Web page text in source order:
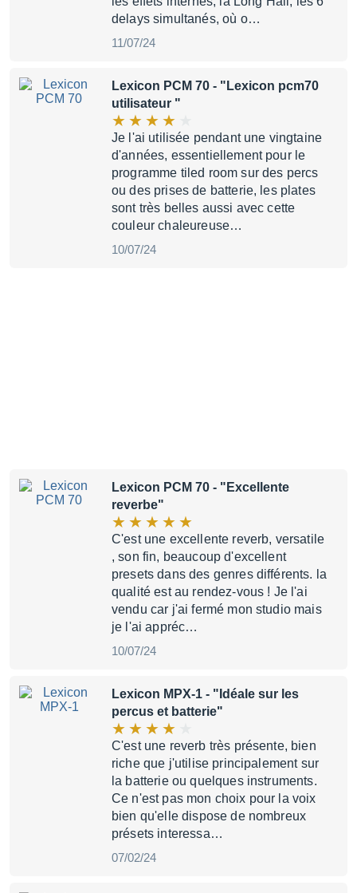
delays simultanés, où o…
11/07/24
Lexicon PCM 70 - "Lexicon pcm70
utilisateur "
Je l'ai utilisée pendant une vingtaine
d'années, essentiellement pour le
programme tiled room sur des percs
ou des prises de batterie, les plates
sont très belles aussi avec cette
couleur chaleureuse…
10/07/24
Lexicon PCM 70 - "Excellente
reverbe"
C'est une excellente reverb, versatile
, son fin, beaucoup d'excellent
presets dans des genres différents. la
qualité est au rendez-vous ! Je l'ai
vendu car j'ai fermé mon studio mais
je l'ai appréc…
10/07/24
Lexicon MPX-1 - "Idéale sur les
percus et batterie"
C'est une reverb très présente, bien
riche que j'utilise principalement sur
la batterie ou quelques instruments.
Ce n'est pas mon choix pour la voix
bien qu'elle dispose de nombreux
présets interessa…
07/02/24